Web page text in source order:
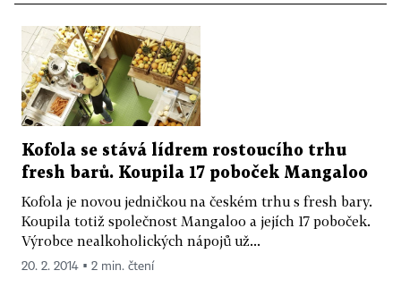
Kofola se stává lídrem rostoucího trhu
fresh barů. Koupila 17 poboček Mangaloo
Kofola je novou jedničkou na českém trhu s fresh bary.
Koupila totiž společnost Mangaloo a jejích 17 poboček.
Výrobce nealkoholických nápojů už...
20. 2. 2014 ▪ 2 min. čtení